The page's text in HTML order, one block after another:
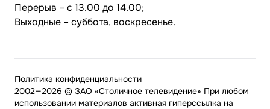
Перерыв – с 13.00 до 14.00;
Выходные – суббота, воскресенье.
2002—2026 © ЗАО «Столичное телевидение» При любом
использовании материалов активная гиперссылка на
Политика конфиденциальности